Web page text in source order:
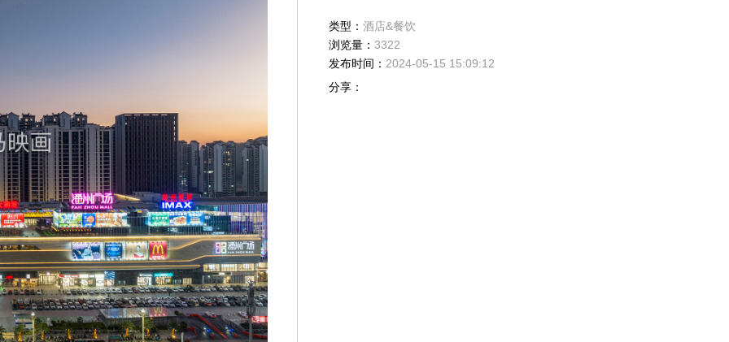
类型： 酒店&餐饮
浏览量： 3322
发布时间： 2024-05-15 15:09:12
分享：